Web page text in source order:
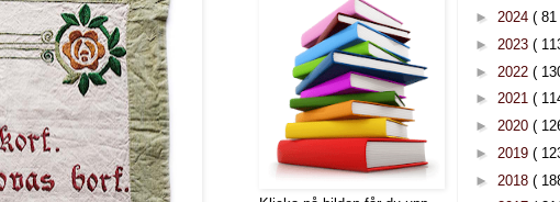
► 2024 ( 81
► 2023 (
► 2022 (
► 2021 (
► 2020 (
► 2019 (
► 2018 (